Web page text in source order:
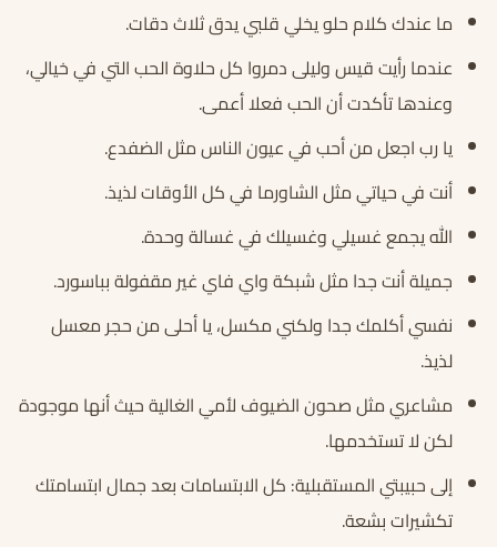
ما عندك كلام حلو يخلي قلبي يدق ثلاث دقات.
عندما رأيت قيس وليلى دمروا كل حلاوة الحب التي في خيالي،
وعندها تأكدت أن الحب فعلا أعمى.
يا رب اجعل من أحب في عيون الناس مثل الضفدع.
أنت في حياتي مثل الشاورما في كل الأوقات لذيذ.
الله يجمع غسيلي وغسيلك في غسالة وحدة.
جميلة أنت جدا مثل شبكة واي فاي غير مقفولة بباسورد.
نفسي أكلمك جدا ولكني مكسل، يا أحلى من حجر معسل
لذيذ.
مشاعري مثل صحون الضيوف لأمي الغالية حيث أنها موجودة
لكن لا تستخدمها.
إلى حبيبتي المستقبلية: كل الابتسامات بعد جمال ابتسامتك
تكشيرات بشعة.